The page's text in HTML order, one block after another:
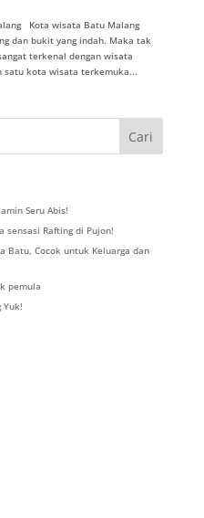
Kota wisata Batu Malang
dan bukit yang indah. Maka tak
terkenal dengan wisata
satu kota wisata terkemuka...
Seru Abis!
sensasi Rafting di Pujon!
Batu, Cocok untuk Keluarga dan
pemula
Yuk!